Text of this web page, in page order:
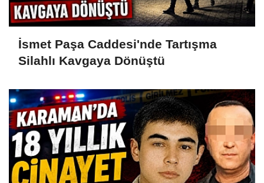
İsmet Paşa Caddesi'nde Tartışma
Silahlı Kavgaya Dönüştü